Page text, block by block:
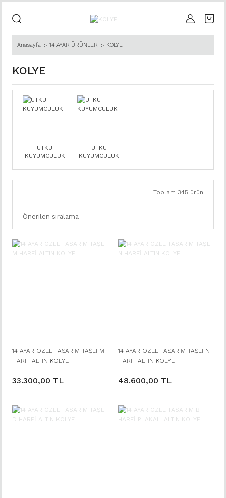
Anasayfa 14 AYAR ÜRÜNLER KOLYE
KOLYE
UTKU
KUYUMCULUK
UTKU
KUYUMCULUK
Toplam 345 ürün
14 AYAR ÖZEL TASARIM TAŞLI M
HARFİ ALTIN KOLYE
33.300,00 TL
14 AYAR ÖZEL TASARIM TAŞLI N
HARFİ ALTIN KOLYE
48.600,00 TL